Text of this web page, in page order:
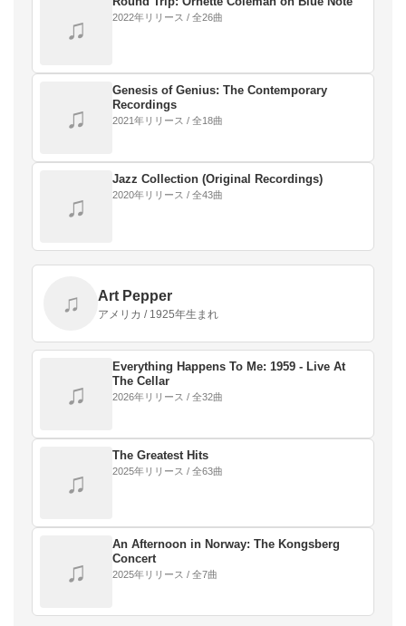
♫ 2022年リリース / 全26曲
♫
Genesis of Genius: The Contemporary
Recordings
2021年リリース / 全18曲
♫
Jazz Collection (Original Recordings)
2020年リリース / 全43曲
♫ Art Pepper
アメリカ / 1925年生まれ
♫
Everything Happens To Me: 1959 - Live At
The Cellar
2026年リリース / 全32曲
♫
The Greatest Hits
2025年リリース / 全63曲
♫
An Afternoon in Norway: The Kongsberg
Concert
2025年リリース / 全7曲